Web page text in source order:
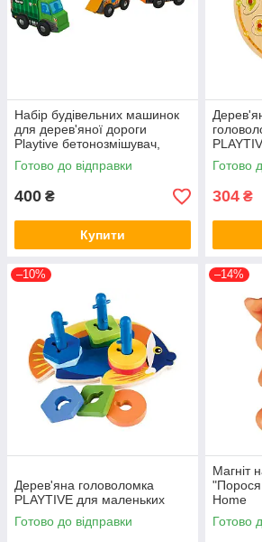
Набір будівельних машинок
для дерев'яної дороги
Playtive бетонозмішувач,
самоскид та фронтальний
навантажувач
Готово до відправки
400 ₴
Купити
Готово
304 ₴
–10%
Дерев'яна головоломка
PLAYTIVE для маленьких
Готово до відправки
–14%
Магніт
"Порося
Home
Готово